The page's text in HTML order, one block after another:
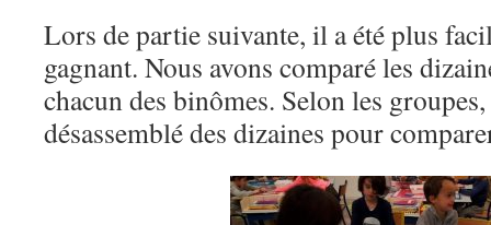
Lors de partie suivante, il a été plus
gagnant. Nous avons comparé les
chacun des binômes. Selon les
désassemblé des dizaines pour